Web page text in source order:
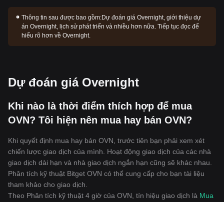
Thông tin sau được bao gồm:Dự đoán giá Overnight, giới thiệu dự
án Overnight, lịch sử phát triển và nhiều hơn nữa. Tiếp tục đọc để
hiểu rõ hơn về Overnight.
Dự đoán giá Overnight
Khi nào là thời điểm thích hợp để mua
OVN? Tôi hiện nên mua hay bán OVN?
Khi quyết định mua hay bán OVN, trước tiên bạn phải xem xét
chiến lược giao dịch của mình. Hoạt động giao dịch của các nhà
giao dịch dài hạn và nhà giao dịch ngắn hạn cũng sẽ khác nhau.
Phân tích kỹ thuật Bitget OVN có thể cung cấp cho bạn tài liệu
tham khảo cho giao dịch.
Theo Phân tích kỹ thuật 4 giờ của OVN, tín hiệu giao dịch là Mua